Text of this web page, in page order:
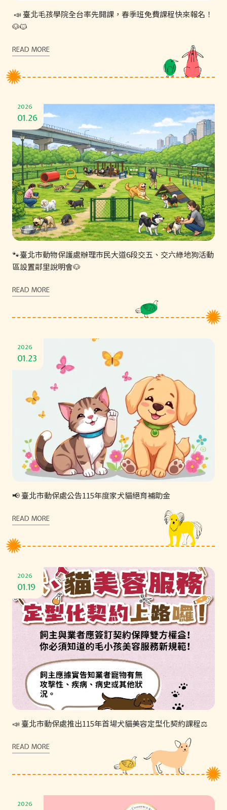
📣 臺北毛孩學院全台率先開課，春季班免費課程快來報名！
🐶🐱
READ MORE
2026
01.26
🐾臺北市動物保護處辦理市民大道6段交五、交六綠地狗活動
區設置鄰里說明會🐶
READ MORE
2026
01.23
📢 臺北市動保處公告115年度家犬貓絕育補助金
READ MORE
2026
01.19
📣 臺北市動保處推出115年首場犬貓美容定型化契約課程⚖️
READ MORE
2026